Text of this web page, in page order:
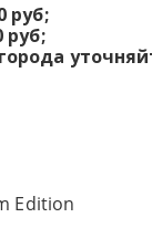
руб;
руб;
Edition